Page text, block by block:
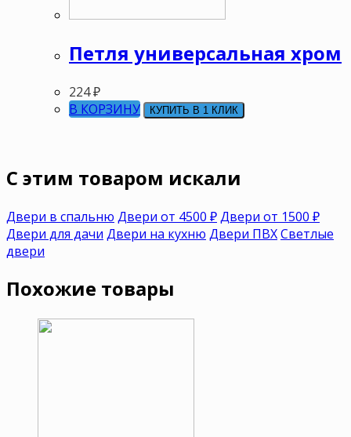
Петля универсальная хром
224₽
В КОРЗИНУ
КУПИТЬ В 1 КЛИК
C этим товаром искали
Двери в спальню Двери от 4500 ₽Двери от 1500 ₽
Двери для дачи Двери на кухню Двери ПВХСветлые
двери
Похожие товары